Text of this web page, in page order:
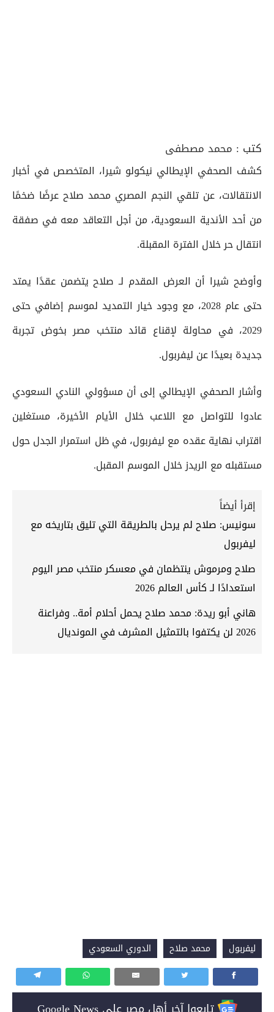
كتب : محمد مصطفى
كشف الصحفي الإيطالي نيكولو شيرا، المتخصص في أخبار
الانتقالات، عن تلقي النجم المصري محمد صلاح عرضًا ضخمًا
من أحد الأندية السعودية، من أجل التعاقد معه في صفقة
انتقال حر خلال الفترة المقبلة.
وأوضح شيرا أن العرض المقدم لـ صلاح يتضمن عقدًا يمتد
حتى عام 2028، مع وجود خيار التمديد لموسم إضافي حتى
2029، في محاولة لإقناع قائد منتخب مصر بخوض تجربة
جديدة بعيدًا عن ليفربول.
وأشار الصحفي الإيطالي إلى أن مسؤولي النادي السعودي
عادوا للتواصل مع اللاعب خلال الأيام الأخيرة، مستغلين
اقتراب نهاية عقده مع ليفربول، في ظل استمرار الجدل حول
مستقبله مع الريدز خلال الموسم المقبل.
إقرأ أيضاً
سونيس: صلاح لم يرحل بالطريقة التي تليق بتاريخه مع
ليفربول
صلاح ومرموش ينتظمان في معسكر منتخب مصر اليوم
استعدادًا لـ كأس العالم 2026
هاني أبو ريدة: محمد صلاح يحمل أحلام أمة.. وفراعنة
2026 لن يكتفوا بالتمثيل المشرف في المونديال
ليفربول محمد صلاح الدوري السعودي